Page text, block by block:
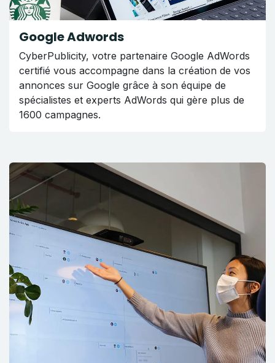
Google Adwords
CyberPublicity, votre partenaire Google AdWords
certifié vous accompagne dans la création de vos
annonces sur Google grâce à son équipe de
spécialistes et experts AdWords qui gère plus de
1600 campagnes.